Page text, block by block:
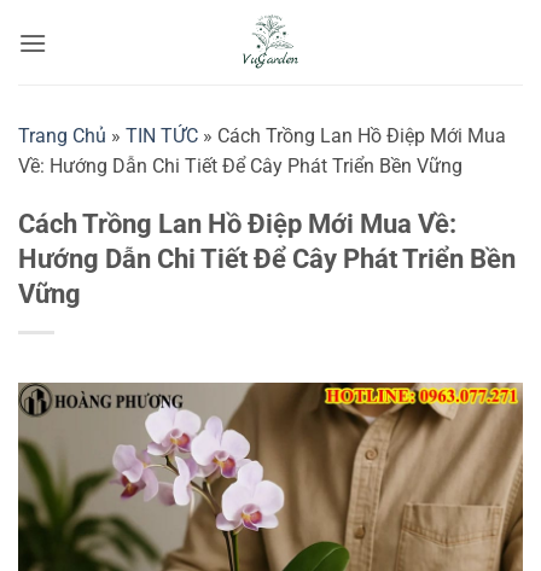
qua
Trang Chủ » TIN TỨC » Cách Trồng Lan Hồ Điệp Mới Mua
Về: Hướng Dẫn Chi Tiết Để Cây Phát Triển Bền Vững
Cách Trồng Lan Hồ Điệp Mới Mua Về:
Hướng Dẫn Chi Tiết Để Cây Phát Triển Bền
Vững